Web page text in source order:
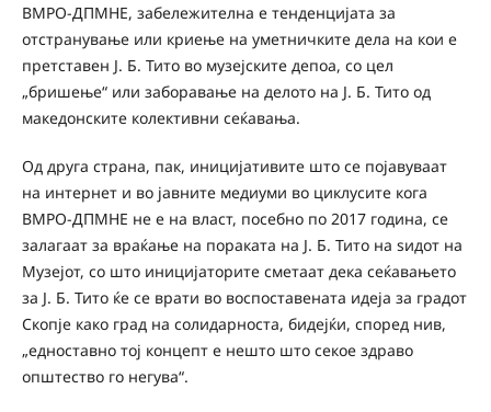
ВМРО-ДПМНЕ, забележителна е тенденцијата за
отстранување или криење на уметничките дела на кои е
претставен Ј. Б. Тито во музејските депоа, со цел
„бришење“ или заборавање на делото на Ј. Б. Тито од
македонските колективни сеќавања.
Од друга страна, пак, иницијативите што се појавуваат
на интернет и во јавните медиуми во циклусите кога
ВМРО-ДПМНЕ не е на власт, посебно по 2017 година, се
залагаат за враќање на пораката на Ј. Б. Тито на ѕидот на
Музејот, со што иницијаторите сметаат дека сеќавањето
за Ј. Б. Тито ќе се врати во воспоставената идеја за градот
Скопје како град на солидарноста, бидејќи, според нив,
„едноставно тој концепт е нешто што секое здраво
општество го негува“.